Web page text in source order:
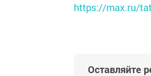
https://max.ru/
Оставляйте